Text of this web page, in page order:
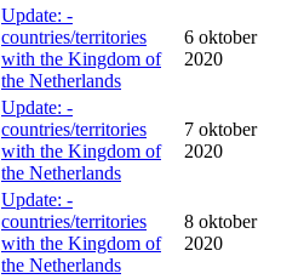
Update: -
countries/territories
with the Kingdom of
the Netherlands
6 oktober
2020
Update: -
countries/territories
with the Kingdom of
the Netherlands
7 oktober
2020
Update: -
countries/territories
with the Kingdom of
the Netherlands
8 oktober
2020